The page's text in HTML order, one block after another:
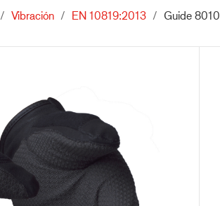
Industria de la ingeniería
Industria petrolera y gasística
Edificación y construcción
Logística
Industria siderúrgica
Vibración EN 10819:2013 Guide 8010